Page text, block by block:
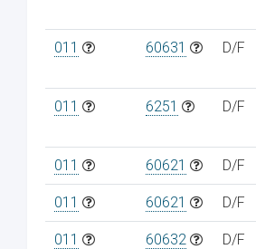
011 60631 D/F
011 6251 D/F
011 60621 D/F
011 60621 D/F
011 60632 D/F